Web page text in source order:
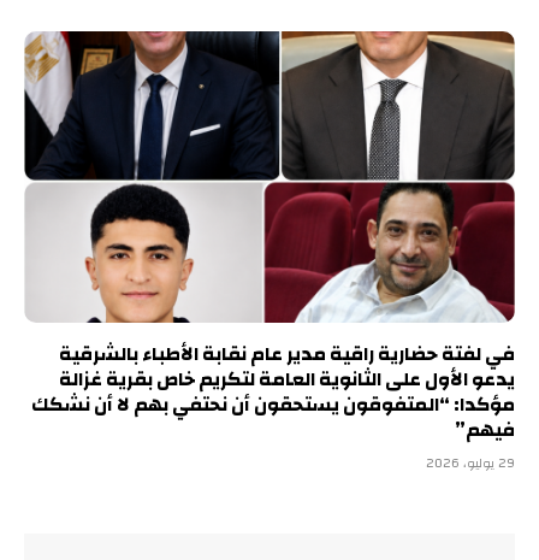
في لفتة حضارية راقية مدير عام نقابة الأطباء بالشرقية
يدعو الأول على الثانوية العامة لتكريم خاص بقرية غزالة
مؤكدا: “المتفوقون يستحقون أن نحتفي بهم لا أن نشكك
فيهم”
29 يوليو، 2026